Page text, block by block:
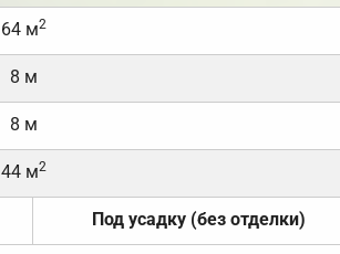
64 м2
8 м
8 м
44 м2
Под усадку (без отделки)